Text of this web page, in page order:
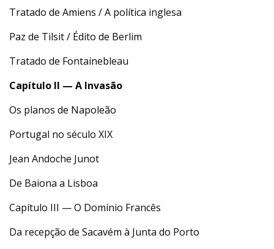
Tratado de Amiens / A política inglesa
Paz de Tilsit / Édito de Berlim
Tratado de Fontainebleau
Capítulo II — A Invasão
Os planos de Napoleão
Portugal no século XIX
Jean Andoche Junot
De Baiona a Lisboa
Capítulo III — O Domínio Francês
Da recepção de Sacavém à Junta do Porto